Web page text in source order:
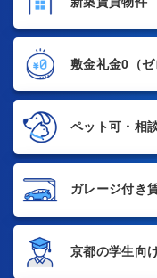
敷金礼金0 （
ペット可・相
ガレージ付き
京都の学生向